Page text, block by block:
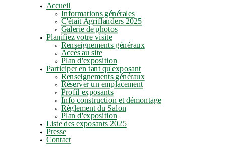
Accueil
Informations générales
C'était Agriflanders 2025
Galerie de photos
Planifiez votre visite
Renseignements généraux
Accès au site
Plan d'exposition
Participer en tant qu'exposant
Renseignements généraux
Réserver un emplacement
Profil exposants
Info construction et démontage
Règlement du Salon
Plan d'exposition
Liste des exposants 2025
Presse
Contact